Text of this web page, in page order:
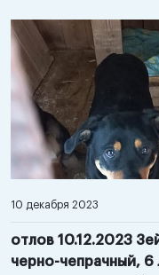
10 декабря 2023
отлов 10.12.2023
черно-чепрачный, 6